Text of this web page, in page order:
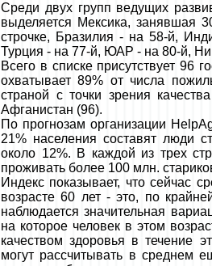
Среди двух групп ведущих
выделяется Мексика, занявшая
строчке, Бразилия - на 58-й,
Турция - на 77-й, ЮАР - на 80-й,
Всего в списке присутствует 96
охватывает 89% от числа
страной с точки зрения
Афганистан (96).
По прогнозам организации
21% населения составят люди
около 12%. В каждой из трех
проживать более 100 млн.
Индекс показывает, что сейчас
возрасте 60 лет - это, по
наблюдается значительная
на которое человек в этом
качеством здоровья в течение
могут рассчитывать в среднем